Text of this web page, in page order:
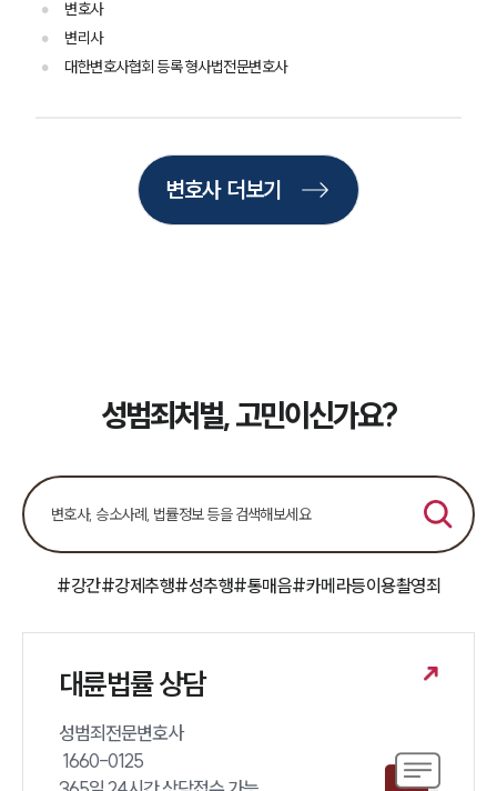
법률정보
업무분야
성범죄대응부 업무
공지사항
법률서식
뉴스레터/브로슈어
대륜법률상담예약
대륜법률상담예약
변호사
변리사
대한변호사협회 등록 형사법전문변호사
변호사 더보기
성범죄처벌, 고민이신가요?
#강간#강제추행#성추행#통매음#카메라등이용촬영죄
대륜법률 상담
성범죄전문변호사